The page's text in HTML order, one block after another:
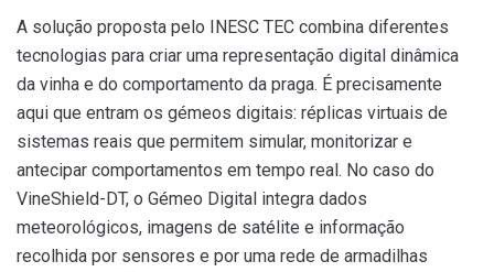
A solução proposta pelo INESC TEC combina diferentes
tecnologias para criar uma representação digital dinâmica
da vinha e do comportamento da praga. É precisamente
aqui que entram os gémeos digitais: réplicas virtuais de
sistemas reais que permitem simular, monitorizar e
antecipar comportamentos em tempo real. No caso do
VineShield-DT, o Gémeo Digital integra dados
meteorológicos, imagens de satélite e informação
recolhida por sensores e por uma rede de armadilhas